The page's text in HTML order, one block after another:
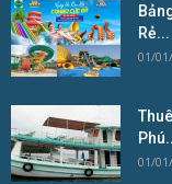
Rẻ...
01/
01/